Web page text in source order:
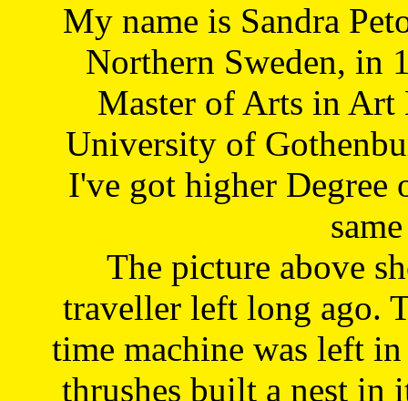
My name is Sandra
Northern Sweden, in
Master of Arts in Art
University of
I've got higher Degree
The picture above
traveller left long ago.
time machine was left
thrushes built a nest in